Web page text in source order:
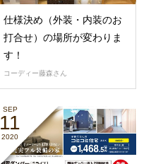
仕様決め（外装・内装のお
打合せ）の場所が変わりま
す！
コーディー藤森さん
SEP
11
2020